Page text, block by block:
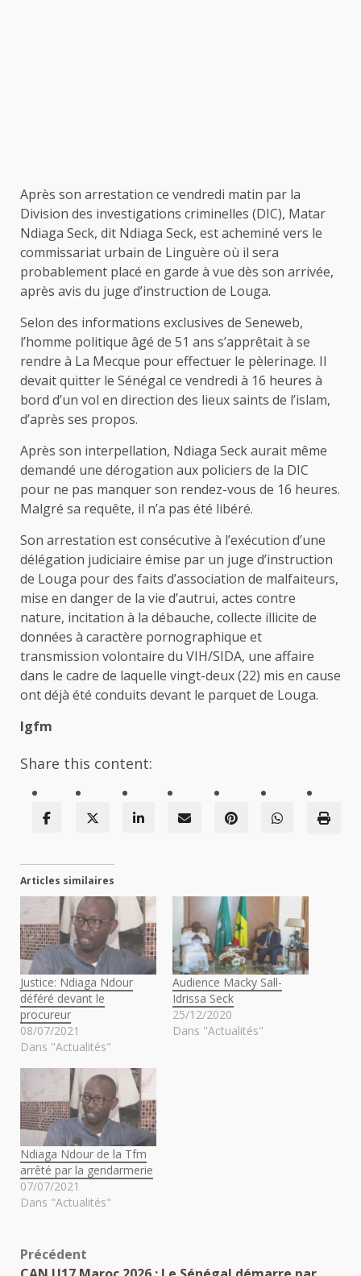
Après son arrestation ce vendredi matin par la
Division des investigations criminelles (DIC), Matar
Ndiaga Seck, dit Ndiaga Seck, est acheminé vers le
commissariat urbain de Linguère où il sera
probablement placé en garde à vue dès son arrivée,
après avis du juge d’instruction de Louga.
Selon des informations exclusives de Seneweb,
l’homme politique âgé de 51 ans s’apprêtait à se
rendre à La Mecque pour effectuer le pèlerinage. Il
devait quitter le Sénégal ce vendredi à 16 heures à
bord d’un vol en direction des lieux saints de l’islam,
d’après ses propos.
Après son interpellation, Ndiaga Seck aurait même
demandé une dérogation aux policiers de la DIC
pour ne pas manquer son rendez-vous de 16 heures.
Malgré sa requête, il n’a pas été libéré.
Son arrestation est consécutive à l’exécution d’une
délégation judiciaire émise par un juge d’instruction
de Louga pour des faits d’association de malfaiteurs,
mise en danger de la vie d’autrui, actes contre
nature, incitation à la débauche, collecte illicite de
données à caractère pornographique et
transmission volontaire du VIH/SIDA, une affaire
dans le cadre de laquelle vingt-deux (22) mis en cause
ont déjà été conduits devant le parquet de Louga.
Igfm
Share this content:
Articles similaires
Justice: Ndiaga Ndour
déféré devant le
procureur
08/07/2021
Dans "Actualités"
Audience Macky Sall-
Idrissa Seck
25/12/2020
Dans "Actualités"
Ndiaga Ndour de la Tfm
arrêté par la gendarmerie
07/07/2021
Dans "Actualités"
Navigation
Précédent